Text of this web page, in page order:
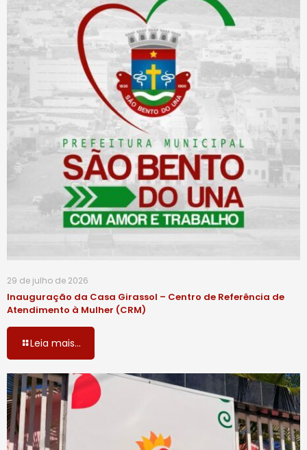
29 de julho de 2026
Inauguração da Casa Girassol – Centro de Referência de
Atendimento à Mulher (CRM)
Leia mais...